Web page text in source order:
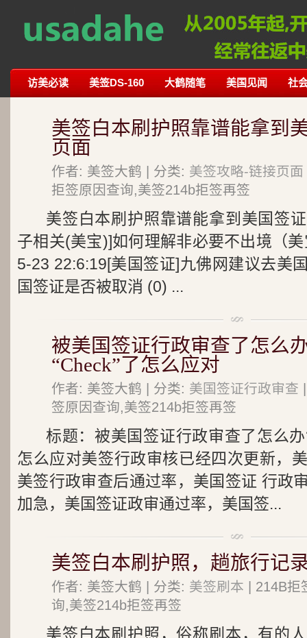
访美必读 美签DS-160 大鹤随笔 美国见闻 社
美签白本刷护照靠谱能拿到
页面
作者: 美签大鹤 | 分类: 美签攻略-链接页面
拒签原因查询,美签214b拒签再签
美签白本刷护照靠谱能拿到美国签
子相关(美宝)]如何理解非必要不出境（
5-23 22:6:19[美国签证]九佛网建议去美
国签证是否被取消 (0) ...
被美国签证行政审查了怎么
“Check”了怎么应对
作者: 美签大鹤 | 分类: 美国签证行政审查
签原因查询,美签214b拒签再签
标题：被美国签证行政审查了怎么
怎么应对美签行政审核已经四次更新，
美签行政审查后通过率，美国签证 行政
加急，美国签证政审通过率，美国签...
美签白本刷护照，趟旅行记
作者: 美签大鹤 | 分类: 美签刷本 | 214B
询,美签214b拒签再签
美签白本刷护照，俗称刷本，有的